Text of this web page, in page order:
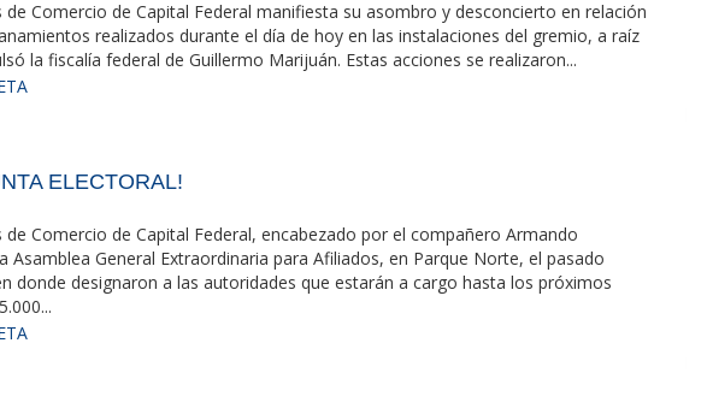
de Comercio de Capital Federal manifiesta su asombro y desconcierto en relación
realizados durante el día de hoy en las instalaciones del gremio, a raíz
la fiscalía federal de Guillermo Marijuán. Estas acciones se realizaron...
ELECTORAL!
de Comercio de Capital Federal, encabezado por el compañero Armando
Asamblea General Extraordinaria para Afiliados, en Parque Norte, el pasado
donde designaron a las autoridades que estarán a cargo hasta los próximos